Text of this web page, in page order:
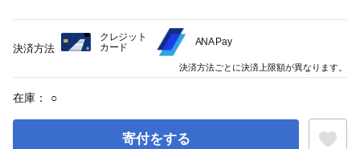
在庫： ○
寄付をする
決済方法
クレジット
カード
ANA Pay
決済方法ごとに決済上限額が異なります。